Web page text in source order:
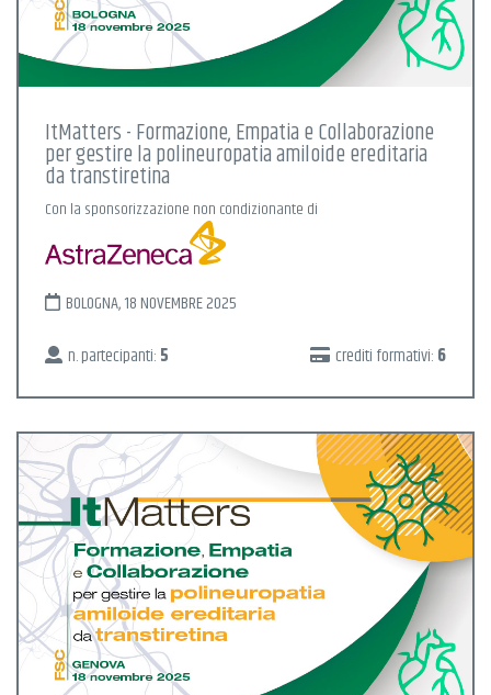
ItMatters - Formazione, Empatia e Collaborazione
per gestire la polineuropatia amiloide ereditaria
da transtiretina
Con la sponsorizzazione non condizionante di
BOLOGNA, 18 NOVEMBRE 2025
n. partecipanti: 5 crediti formativi: 6